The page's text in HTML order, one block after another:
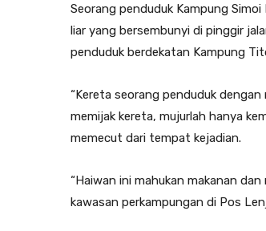
Seorang penduduk Kampung
liar yang bersembunyi di pinggir
penduduk berdekatan Kampung
“Kereta seorang penduduk
memijak kereta, mujurlah hanya
memecut dari tempat kejadian.
“Haiwan ini mahukan makanan
kawasan perkampungan di Pos